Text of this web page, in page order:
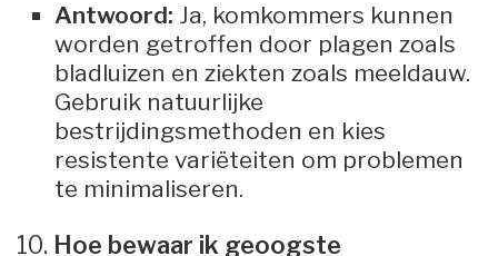
Antwoord: Ja, komkommers kunnen
worden getroffen door plagen zoals
bladluizen en ziekten zoals meeldauw.
Gebruik natuurlijke
bestrijdingsmethoden en kies
resistente variëteiten om problemen
te minimaliseren.
10. Hoe bewaar ik geoogste